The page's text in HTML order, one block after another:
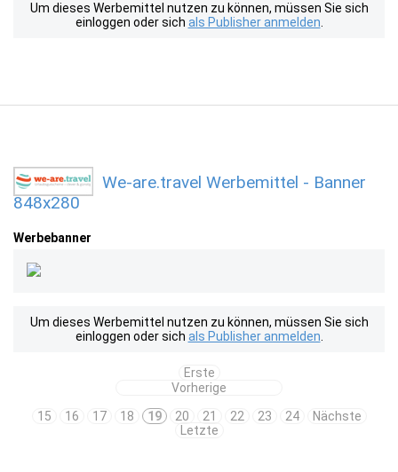
Um dieses Werbemittel nutzen zu können, müssen Sie sich
einloggen oder sich als Publisher anmelden
We-are.travel Werbemittel - Banner
848x280
Werbebanner
Um dieses Werbemittel nutzen zu können, müssen Sie sich
einloggen oder sich als Publisher anmelden
Erste
Vorherige
15
16 17 18 19 20 21 22 23 24
Nächste
Letzte